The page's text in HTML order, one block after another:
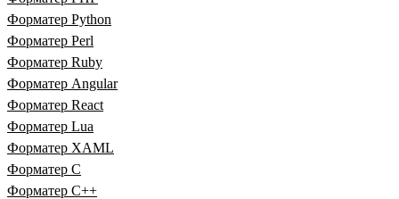
Форматер Python
Форматер Perl
Форматер Ruby
Форматер Angular
Форматер React
Форматер Lua
Форматер XAML
Форматер C
Форматер C++